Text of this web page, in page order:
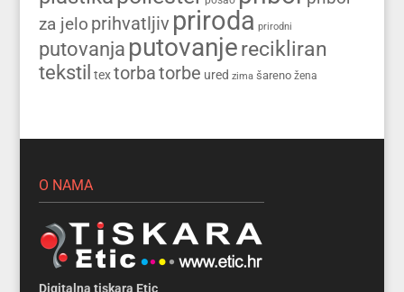
za jelo prihvatljiv priroda prirodni
putovanja putovanjerecikliran
tekstil tex torbatorbe ured zima šareno žena
O NAMA
Digitalna tiskara Etic